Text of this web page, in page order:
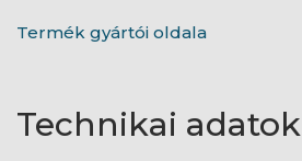
Termék gyártói oldala
Technikai adatok